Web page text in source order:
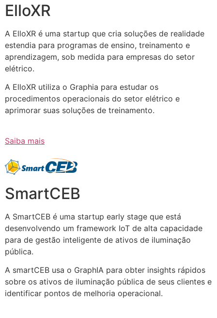
ElloXR
A ElloXR é uma startup que cria soluções de realidade
estendia para programas de ensino, treinamento e
aprendizagem, sob medida para empresas do setor
elétrico.
A ElloXR utiliza o Graphia para estudar os
procedimentos operacionais do setor elétrico e
aprimorar suas soluções de treinamento.
Saiba mais
SmartCEB
A SmartCEB é uma startup early stage que está
desenvolvendo um framework IoT de alta capacidade
para de gestão inteligente de ativos de iluminação
pública.
A smartCEB usa o GraphIA para obter insights rápidos
sobre os ativos de iluminação pública de seus clientes e
identificar pontos de melhoria operacional.